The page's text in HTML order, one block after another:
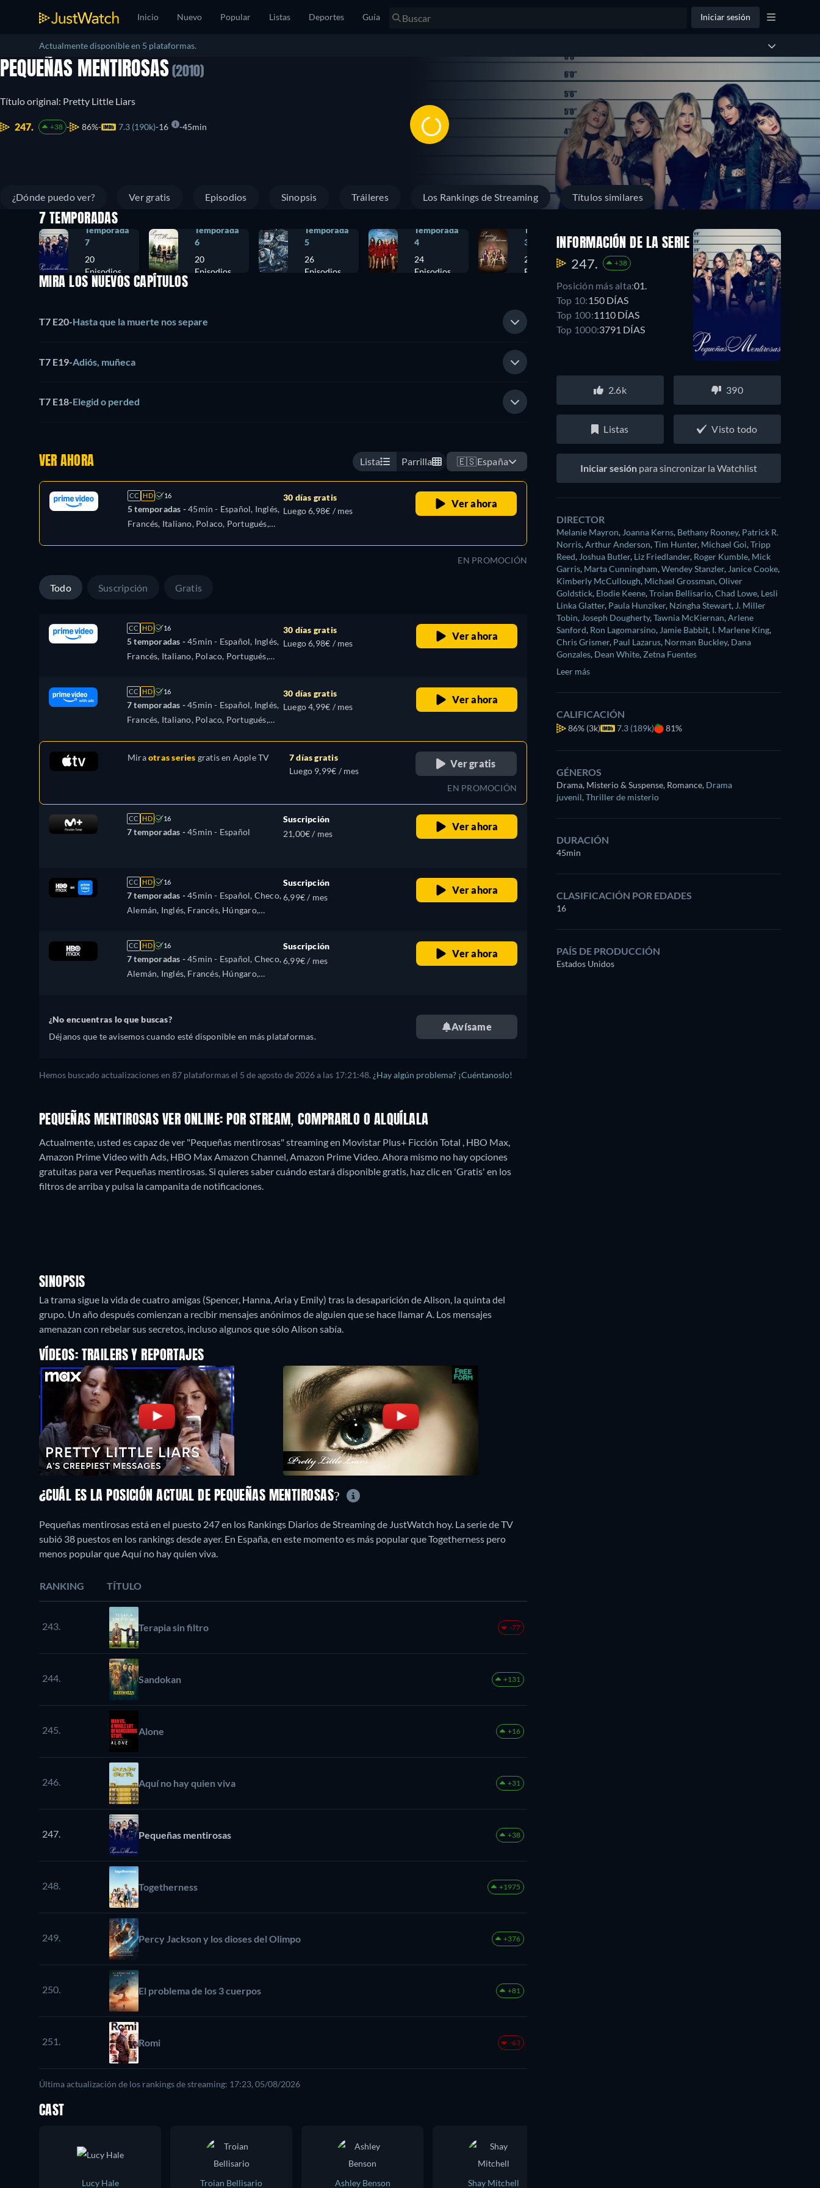
Inicio Nuevo Popular Listas Deportes Guía Iniciar sesión
Actualmente disponible en 5 plataformas.
PEQUEÑAS MENTIROSAS (2010)
Título original: Pretty Little Liars
247. +38 86% 7.3 (190k) 16 45min
¿Dónde puedo ver? Ver gratis Episodios Sinopsis Tráileres Los Rankings de Streaming Títulos similares
7 TEMPORADAS
Temporada
7
20
Episodios
Temporada
6
20
Episodios
Temporada
5
26
Episodios
Temporada
4
24
Episodios
Temporada
3
24
Episodios
Temporada
1
22
Episodios
MIRA LOS NUEVOS CAPÍTULOS
T7 E20-Hasta que la muerte nos separe
T7 E19-Adiós, muñeca
T7 E18-Elegid o perded
VER AHORA Lista Parrilla 🇪🇸España
CC HD 16
5 temporadas -45min - Español, Inglés,
Francés, Italiano, Polaco, Portugués,
30 días gratis
Luego 6,98€ / mes
Ver ahora
EN PROMOCIÓN
Todo Suscripción Gratis
CC HD 16
5 temporadas -45min - Español, Inglés,
Francés, Italiano, Polaco, Portugués,
30 días gratis
Luego 6,98€ / mes
Ver ahora
CC HD 16
7 temporadas -45min - Español, Inglés,
Francés, Italiano, Polaco, Portugués,
30 días gratis
Luego 4,99€ / mes
Ver ahora
Miraotras series gratis en Apple TV
7 días gratis
Luego 9,99€ / mes
Ver gratis
EN PROMOCIÓN
CC HD 16
7 temporadas -45min - Español
Suscripción
21,00€ / mes
Ver ahora
CC HD 16
7 temporadas -45min - Español, Checo,
Alemán, Inglés, Francés, Húngaro,
Suscripción
6,99€ / mes
Ver ahora
CC HD 16
7 temporadas -45min - Español, Checo,
Alemán, Inglés, Francés, Húngaro,
Suscripción
6,99€ / mes
Ver ahora
¿No encuentras lo que buscas?
Déjanos que te avisemos cuando esté disponible en más plataformas.
Avísame
Hemos buscado actualizaciones en 87 plataformas el 5 de agosto de 2026a las 17:21:48. ¿Hay algún problema? ¡Cuéntanoslo!
PEQUEÑAS MENTIROSAS VER ONLINE: POR STREAM, COMPRARLO O ALQUÍLALA
Actualmente, usted es capaz de ver "Pequeñas mentirosas" streaming en Movistar Plus+ Ficción Total , HBO Max,
Amazon Prime Video with Ads, HBO Max Amazon Channel, Amazon Prime Video. Ahora mismo no hay opciones
gratuitas para ver Pequeñas mentirosas. Si quieres saber cuándo estará disponible gratis, haz clic en 'Gratis' en los
filtros de arriba y pulsa la campanita de notificaciones.
SINOPSIS
La trama sigue la vida de cuatro amigas (Spencer, Hanna, Aria y Emily) tras la desaparición de Alison, la quinta del
grupo. Un año después comienzan a recibir mensajes anónimos de alguien que se hace llamar A. Los mensajes
amenazan con rebelar sus secretos, incluso algunos que sólo Alison sabía.
VÍDEOS: TRAILERS Y REPORTAJES
INFORMACIÓN DE LA SERIE
247. +38
Posición más alta:01.
Top 10: 150 DÍAS
Top 100:1110 DÍAS
Top 1000:3791 DÍAS
2.6k 390
Listas Visto todo
Iniciar sesión para sincronizar la Watchlist
DIRECTOR
Melanie Mayron, Joanna Kerns, Bethany Rooney, Patrick R.
Norris,Arthur Anderson,Tim Hunter, Michael Goi,Tripp
Reed, Joshua Butler, Liz Friedlander, Roger Kumble, Mick
Garris, Marta Cunningham,Wendey Stanzler, Janice Cooke,
Kimberly McCullough, Michael Grossman,Oliver
Goldstick, Elodie Keene,Troian Bellisario,Chad Lowe, Lesli
Linka Glatter, Paula Hunziker, Nzingha Stewart, J. Miller
Tobin, Joseph Dougherty,Tawnia McKiernan,Arlene
Sanford, Ron Lagomarsino, Jamie Babbit, I. Marlene King,
Chris Grismer, Paul Lazarus, Norman Buckley, Dana
Gonzales, Dean White, Zetna Fuentes
Leer más
CALIFICACIÓN
86% (3k) 7.3 (189k) 81%
GÉNEROS
Drama, Misterio & Suspense, Romance, Drama
juvenil, Thriller de misterio
DURACIÓN
45min
CLASIFICACIÓN POR EDADES
16
PAÍS DE PRODUCCIÓN
Estados Unidos
¿CUÁL ES LA POSICIÓN ACTUAL DE PEQUEÑAS MENTIROSAS?
Pequeñas mentirosas está en el puesto 247 en los Rankings Diarios de Streaming de JustWatch hoy. La serie de TV
subió 38 puestos en los rankings desde ayer. En España, en este momento es más popular que Togetherness pero
menos popular que Aquí no hay quien viva.
RANKING TÍTULO
243. Terapia sin filtro -77
244. Sandokan +131
245. Alone +16
246. Aquí no hay quien viva +31
247. Pequeñas mentirosas +38
248. Togetherness +1975
249. Percy Jackson y los dioses del Olimpo +376
250. El problema de los 3 cuerpos +81
251. Romi -63
Última actualización de los rankings de streaming: 17:23, 05/08/2026
CAST
Lucy Hale Troian Bellisario Ashley Benson Shay Mitchell